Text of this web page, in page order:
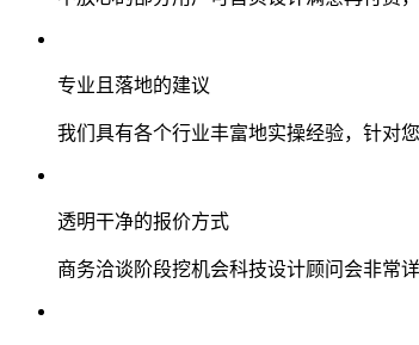
专业且落地的建议
我们具有各个行业丰富地实操经验，针对
透明干净的报价方式
商务洽谈阶段挖机会科技设计顾问会非常